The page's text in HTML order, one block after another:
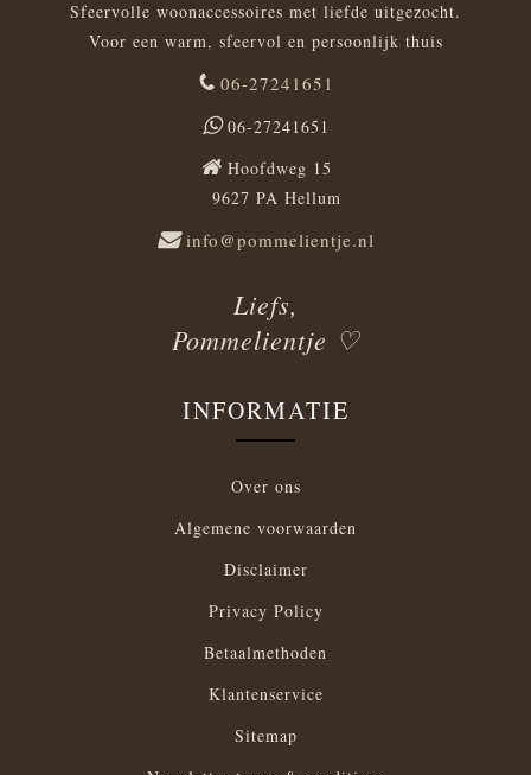
Sfeervolle woonaccessoires met liefde uitgezocht.
Voor een warm, sfeervol en persoonlijk thuis
06-27241651
06-27241651
Hoofdweg 15
9627 PA Hellum
info@pommelientje.nl
Liefs,
Pommelientje ♡
INFORMATIE
Over ons
Algemene voorwaarden
Disclaimer
Privacy Policy
Betaalmethoden
Klantenservice
Sitemap